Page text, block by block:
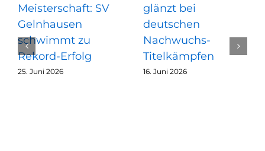
Meisterschaft: SV
Gelnhausen
schwimmt zu
Rekord-Erfolg
25. Juni 2026
glänzt bei
deutschen
Nachwuchs-
Titelkämpfen
16. Juni 2026